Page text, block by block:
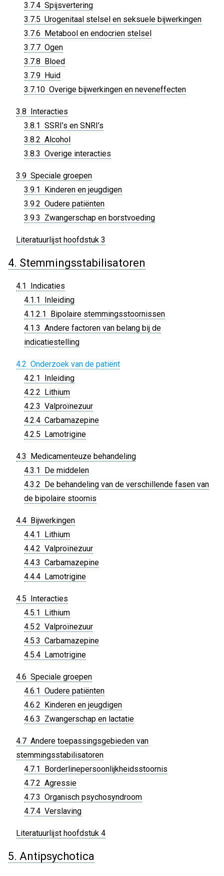
3.7.4 Spijsvertering
3.7.5 Urogenitaal stelsel en seksuele bijwerkingen
3.7.6 Metabool en endocrien stelsel
3.7.7 Ogen
3.7.8 Bloed
3.7.9 Huid
3.7.10 Overige bijwerkingen en neveneffecten
3.8 Interacties
3.8.1 SSRI’s en SNRI’s
3.8.2 Alcohol
3.8.3 Overige interacties
3.9 Speciale groepen
3.9.1 Kinderen en jeugdigen
3.9.2 Oudere patiënten
3.9.3 Zwangerschap en borstvoeding
Literatuurlijst hoofdstuk 3
4. Stemmingsstabilisatoren
4.1 Indicaties
4.1.1 Inleiding
4.1.2.1 Bipolaire stemmingsstoornissen
4.1.3 Andere factoren van belang bij de
indicatiestelling
4.2 Onderzoek van de patiënt
4.2.1 Inleiding
4.2.2 Lithium
4.2.3 Valproïnezuur
4.2.4 Carbamazepine
4.2.5 Lamotrigine
4.3 Medicamenteuze behandeling
4.3.1 De middelen
4.3.2 De behandeling van de verschillende fasen van
de bipolaire stoornis
4.4 Bijwerkingen
4.4.1 Lithium
4.4.2 Valproïnezuur
4.4.3 Carbamazepine
4.4.4 Lamotrigine
4.5 Interacties
4.5.1 Lithium
4.5.2 Valproïnezuur
4.5.3 Carbamazepine
4.5.4 Lamotrigine
4.6 Speciale groepen
4.6.1 Oudere patiënten
4.6.2 Kinderen en jeugdigen
4.6.3 Zwangerschap en lactatie
4.7 Andere toepassingsgebieden van
stemmingsstabilisatoren
4.7.1 Borderlinepersoonlijkheidsstoornis
4.7.2 Agressie
4.7.3 Organisch psychosyndroom
4.7.4 Verslaving
Literatuurlijst hoofdstuk 4
5. Antipsychotica